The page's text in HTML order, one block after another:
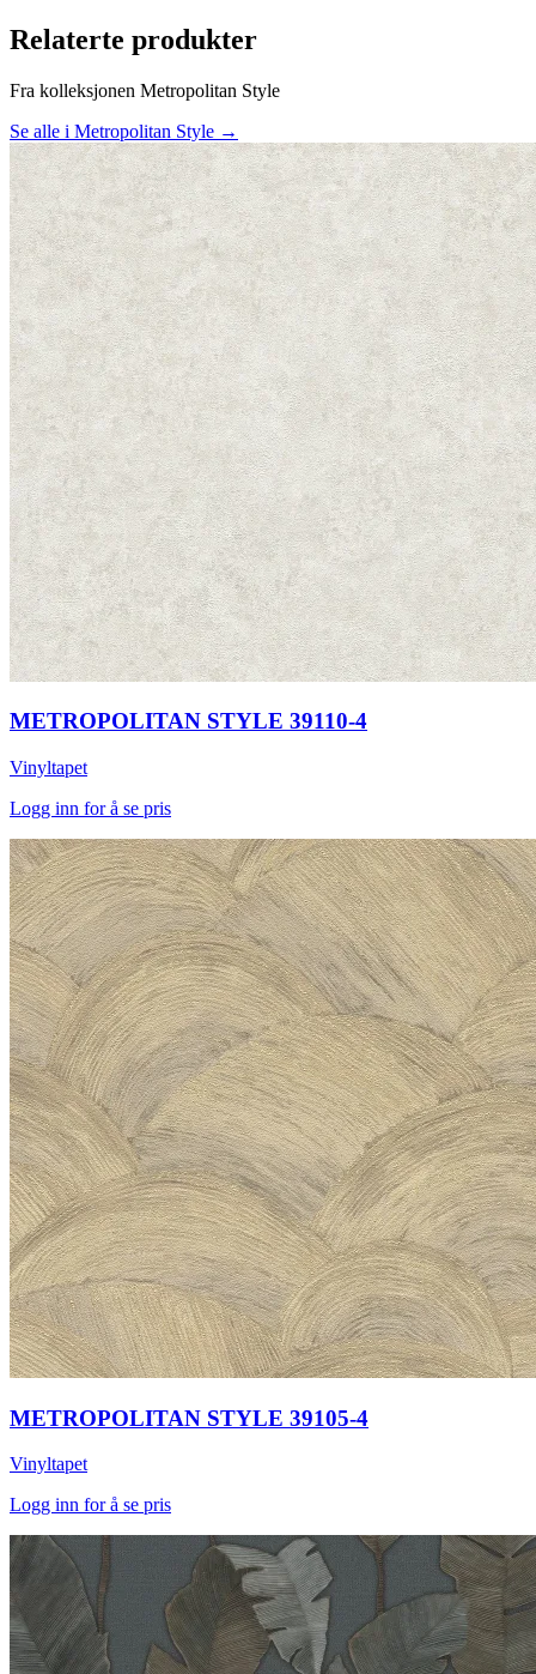
Relaterte produkter
Fra kolleksjonen Metropolitan Style
Se alle i Metropolitan Style →
METROPOLITAN STYLE 39110-4
Vinyltapet
Logg inn for å se pris
METROPOLITAN STYLE 39105-4
Vinyltapet
Logg inn for å se pris